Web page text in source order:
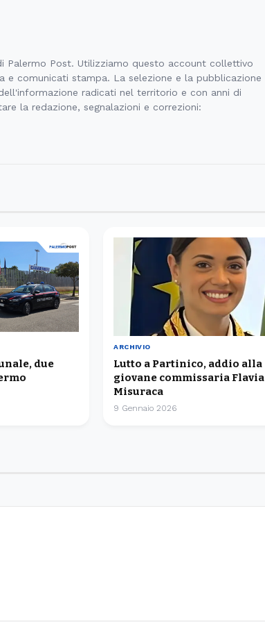
Palermo Post. Utilizziamo questo account collettivo
e comunicati stampa. La selezione e la pubblicazione
radicati nel territorio e con anni di
la redazione, segnalazioni e correzioni:
due
ARCHIVIO
Lutto a Partinico, addio alla
giovane commissaria Flavia
Misuraca
9 Gennaio 2026